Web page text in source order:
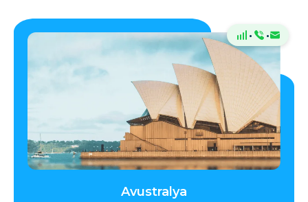
· ·
Avustralya